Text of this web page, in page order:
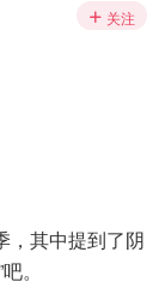
关注
，其中提到了阴
。